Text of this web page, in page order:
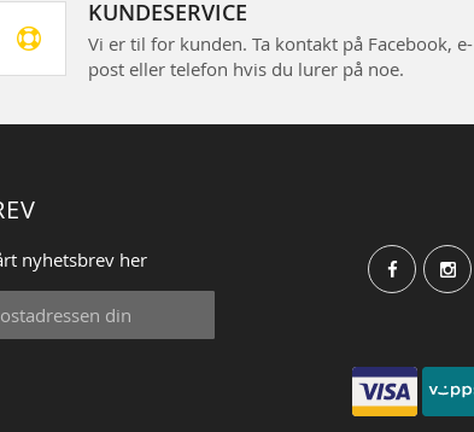
KUNDESERVICE
Vi er til for kunden. Ta kontakt på Facebook, e-
post eller telefon hvis du lurer på noe.
nyhetsbrev her